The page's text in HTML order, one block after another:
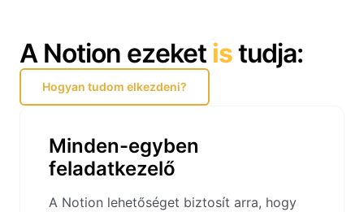
A Notion ezeket istudja:
Hogyan tudom elkezdeni?
Minden-egyben
feladatkezelő
A Notion lehetőséget biztosít arra, hogy